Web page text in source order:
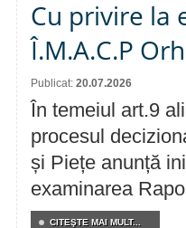
Cu privire la
Î.M.A.C.P
Publicat: 20.07.2026
În temeiul art.9
procesul
și Piețe anunță
examinarea
CITEŞTE MAI MULT...